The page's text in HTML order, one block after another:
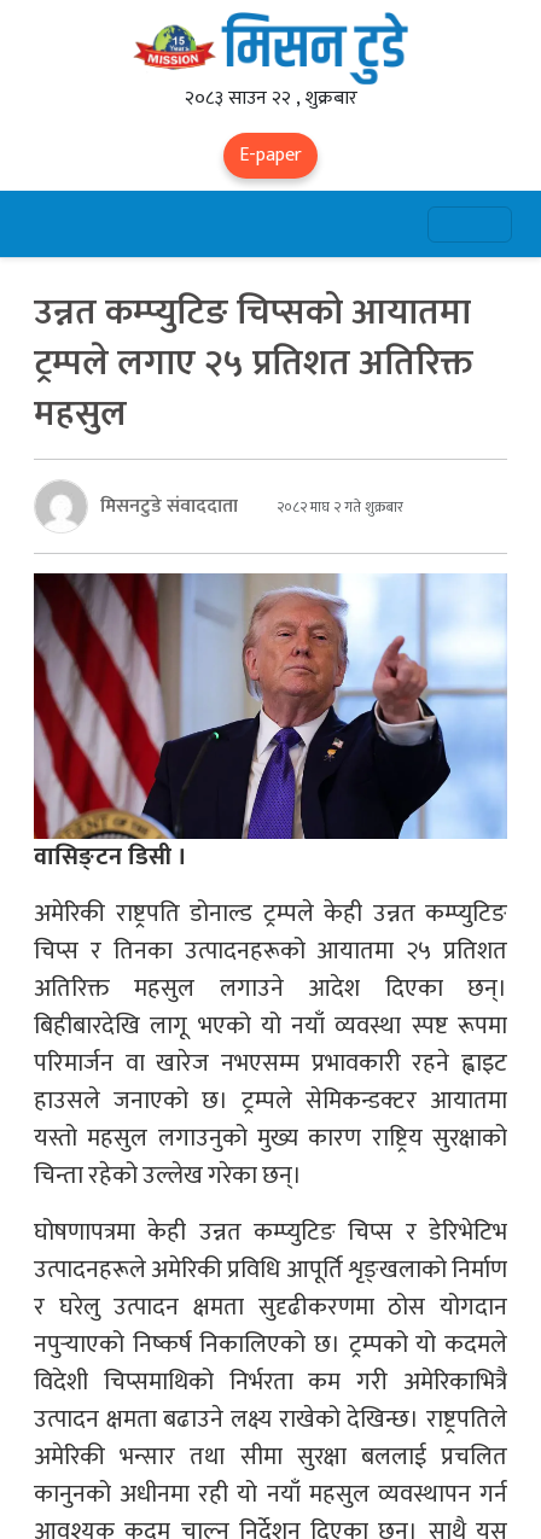
२०८३ साउन २२ , शुक्रबार
E-paper
उन्नत कम्प्युटिङ चिप्सको आयातमा
ट्रम्पले लगाए २५ प्रतिशत अतिरिक्त
महसुल
मिसनटुडे संवाददाता २०८२ माघ २ गते शुक्रबार
वासिङ्टन डिसी ।
अमेरिकी राष्ट्रपति डोनाल्ड ट्रम्पले केही उन्नत कम्प्युटिङ
चिप्स र तिनका उत्पादनहरूको आयातमा २५ प्रतिशत
अतिरिक्त महसुल लगाउने आदेश दिएका छन्।
बिहीबारदेखि लागू भएको यो नयाँ व्यवस्था स्पष्ट रूपमा
परिमार्जन वा खारेज नभएसम्म प्रभावकारी रहने ह्वाइट
हाउसले जनाएको छ। ट्रम्पले सेमिकन्डक्टर आयातमा
यस्तो महसुल लगाउनुको मुख्य कारण राष्ट्रिय सुरक्षाको
चिन्ता रहेको उल्लेख गरेका छन्।
घोषणापत्रमा केही उन्नत कम्प्युटिङ चिप्स र डेरिभेटिभ
उत्पादनहरूले अमेरिकी प्रविधि आपूर्ति शृङ्खलाको निर्माण
र घरेलु उत्पादन क्षमता सुदृढीकरणमा ठोस योगदान
नपुर्‍याएको निष्कर्ष निकालिएको छ। ट्रम्पको यो कदमले
विदेशी चिप्समाथिको निर्भरता कम गरी अमेरिकाभित्रै
उत्पादन क्षमता बढाउने लक्ष्य राखेको देखिन्छ। राष्ट्रपतिले
अमेरिकी भन्सार तथा सीमा सुरक्षा बललाई प्रचलित
कानुनको अधीनमा रही यो नयाँ महसुल व्यवस्थापन गर्न